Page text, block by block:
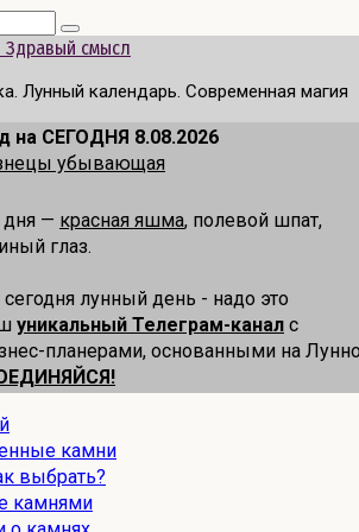
Здравый смысл
Лунный календарь. Современная магия
на СЕГОДНЯ 8.08.2026
убывающая
дня — красная яшма, полевой шпат,
глаз.
лунный день - надо это
уникальный Телеграм-канал с
планерами, основанными на
камни
выбрать?
камнями